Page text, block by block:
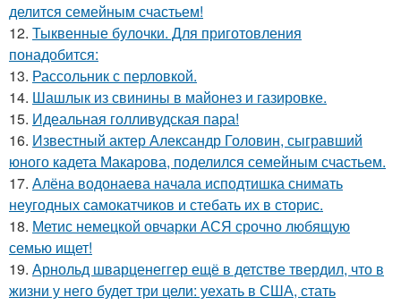
делится семейным счастьем!
12. Тыквенные булочки. Для приготовления
понадобится:
13. Рассольник с перловкой.
14. Шашлык из свинины в майонез и газировке.
15. Идеальная голливудская пара!
16. Известный актер Александр Головин, сыгравший
юного кадета Макарова, поделился семейным счастьем.
17. Алёна водонаева начала исподтишка снимать
неугодных самокатчиков и стебать их в сторис.
18. Метис немецкой овчарки АСЯ срочно любящую
семью ищет!
19. Арнольд шварценеггер ещё в детстве твердил, что в
жизни у него будет три цели: уехать в США, стать